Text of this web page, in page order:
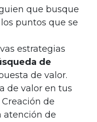
que busque
puntos que se
estrategias
de
de valor.
de valor en tus
de
atención de